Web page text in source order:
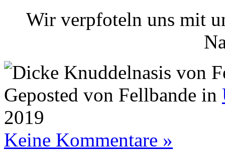
Wir verpfoteln uns mit
Geposted von Fellbande in
2019
Keine Kommentare »